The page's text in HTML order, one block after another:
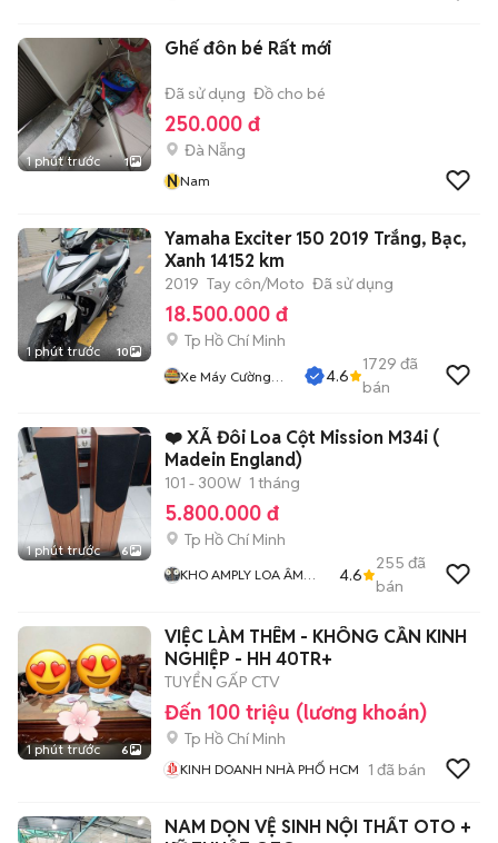
1 phút trước 1
Ghế đôn bé Rất mới
Đã sử dụng Đồ cho bé
250.000 đ
Đà Nẵng
NNam
1 phút trước 10
Yamaha Exciter 150 2019 Trắng, Bạc,
Xanh 14152 km
2019 Tay côn/Moto Đã sử dụng
18.500.000 đ
Tp Hồ Chí Minh
Xe Máy Cường
4.6
1729 đã
bán
1 phút trước 6
❤️ XÃ Đôi Loa Cột Mission M34i (
Madein England)
101 - 300W 1 tháng
5.800.000 đ
Tp Hồ Chí Minh
KHO AMPLY LOA ÂM
4.6
255 đã
bán
1 phút trước 6
VIỆC LÀM THÊM - KHÔNG CẦN KINH
NGHIỆP - HH 40TR+
TUYỂN GẤP CTV
Đến 100 triệu (lương khoán)
Tp Hồ Chí Minh
KINH DOANH NHÀ PHỐ HCM 1 đã bán
NAM DỌN VỆ SINH NỘI THẤT OTO +